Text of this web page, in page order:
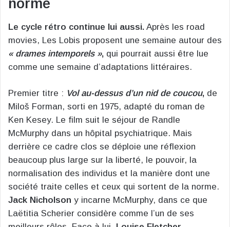
norme
Le cycle rétro continue lui aussi. Après les road
movies, Les Lobis proposent une semaine autour des
« drames intemporels », qui pourrait aussi être lue
comme une semaine d’adaptations littéraires.
Premier titre : Vol au-dessus d’un nid de coucou, de
Miloš Forman, sorti en 1975, adapté du roman de
Ken Kesey. Le film suit le séjour de Randle
McMurphy dans un hôpital psychiatrique. Mais
derrière ce cadre clos se déploie une réflexion
beaucoup plus large sur la liberté, le pouvoir, la
normalisation des individus et la manière dont une
société traite celles et ceux qui sortent de la norme.
Jack Nicholson y incarne McMurphy, dans ce que
Laëtitia Scherier considère comme l’un de ses